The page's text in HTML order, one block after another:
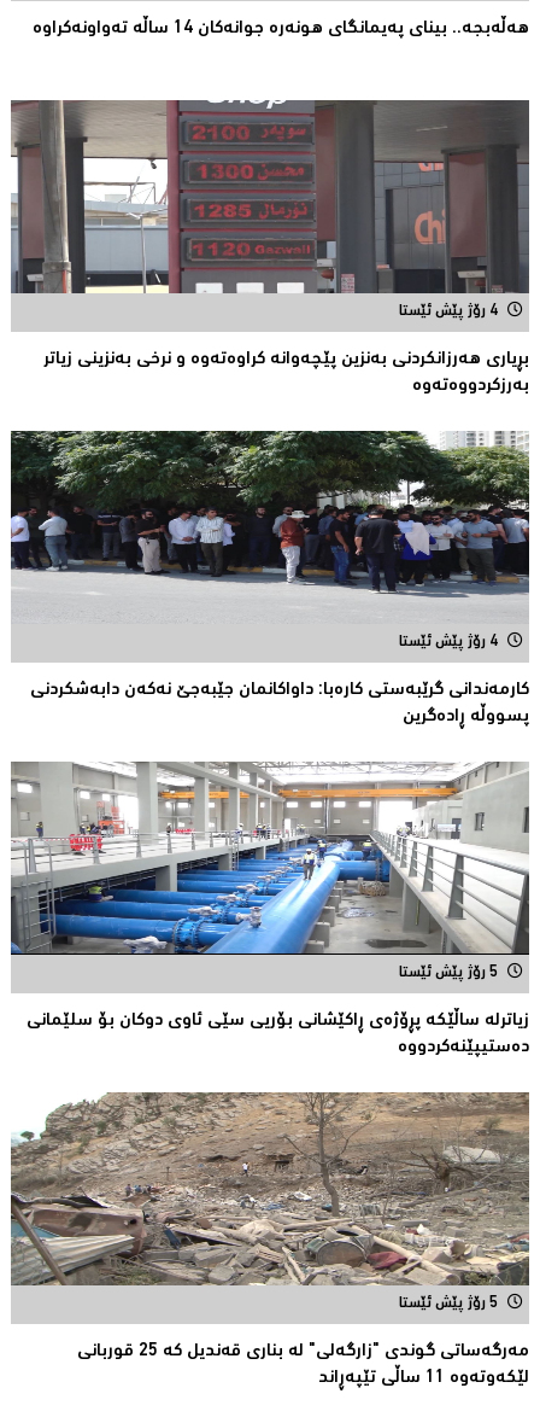
هەڵەبجە.. بینای پەیمانگای هونەرە جوانەكان 14 ساڵە تەواونەکراوە
4 رۆژ پێش ئێستا
بڕیارى هەرزانکردنى بەنزین پێچەوانە کراوەتەوە و نرخى بەنزینى زیاتر
بەرزکردووەتەوە
4 رۆژ پێش ئێستا
كارمەندانی گرێبەستی كارەبا: داواکانمان جێبەجێ نەکەن دابەشكردنی
پسووڵە ڕادەگرین
5 رۆژ پێش ئێستا
زیاترلە ساڵێکە پڕۆژەی ڕاكێشانی بۆریی سێی ئاوی دوكان بۆ سلێمانی
دەستیپێنەکردووە
5 رۆژ پێش ئێستا
مەرگەساتی گوندی "زارگەلی" لە بناری قەندیل کە 25 قوربانى
لێکەوتەوە 11 ساڵى تێپەڕاند